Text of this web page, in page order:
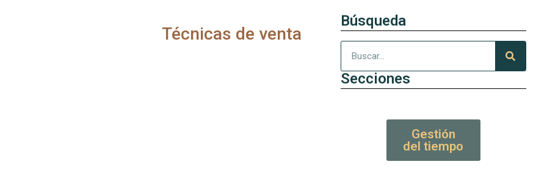
Técnicas de venta
Búsqueda
Secciones
Gestión
del tiempo